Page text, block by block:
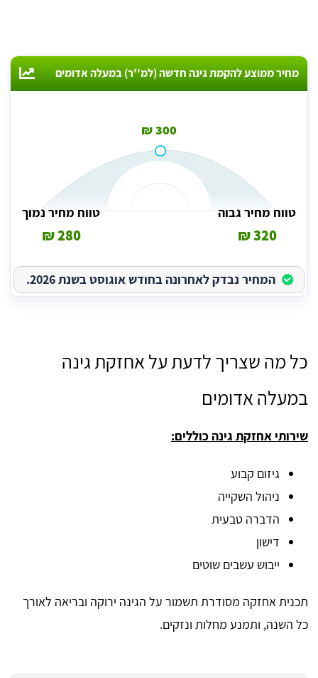
מחיר ממוצע להקמת גינה חדשה (למ''ר) במעלה אדומים
300 ₪
טווח מחיר גבוה
320 ₪
טווח מחיר נמוך
280 ₪
המחיר נבדק לאחרונה בחודש אוגוסט בשנת 2026.
כל מה שצריך לדעת על אחזקת גינה
במעלה אדומים
שירותי אחזקת גינה כוללים:
גיזום קבוע
ניהול השקייה
הדברה טבעית
דישון
ייבוש עשבים שוטים
תכנית אחזקה מסודרת תשמור על הגינה ירוקה ובריאה לאורך
כל השנה, ותמנע מחלות ונזקים.